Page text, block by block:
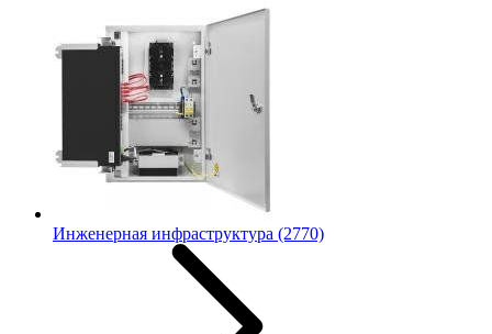
Инженерная инфраструктура (2770)